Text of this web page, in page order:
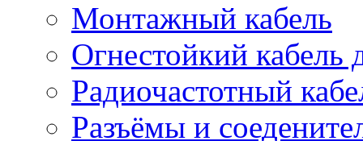
Монтажный кабель
Огнестойкий
Радиочастотный
Разъёмы и